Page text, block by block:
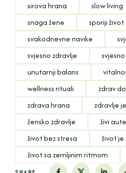
sirova hrana
slow living
snaga žene
sporiji život
svakodnevne navike
svjesno zdravlje
unutarnji balans
wellness rituali
zdrav
zdrava hrana
zdravlje
žensko zdravlje
živi
život bez stresa
život je
život sa zemljinim ritmom